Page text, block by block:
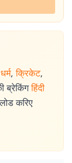
धर्म, क्रिकेट,
ब्रेकिंग हिंदी
करिए